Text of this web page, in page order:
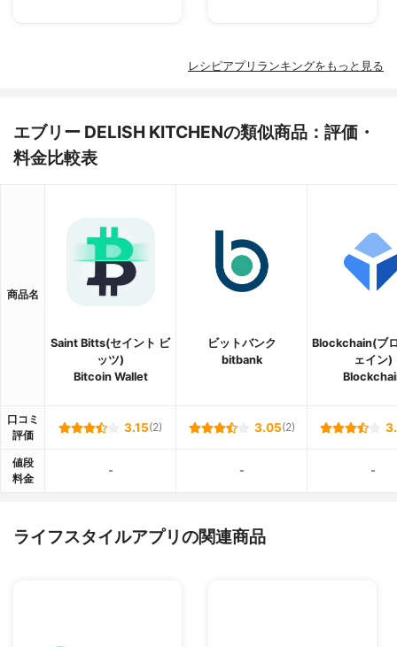
レシピアプリランキングをもっと見る
エブリー DELISH KITCHENの類似商品：評価・
料金比較表
商品名
Saint Bitts(セイント ビ
ッツ)
Bitcoin Wallet
ビットバンク
bitbank
Blockchain(ブ
ェイン)
口コミ
評価
3.15(2) 3.05(2)
値段
料金
- - -
ライフスタイルアプリの関連商品